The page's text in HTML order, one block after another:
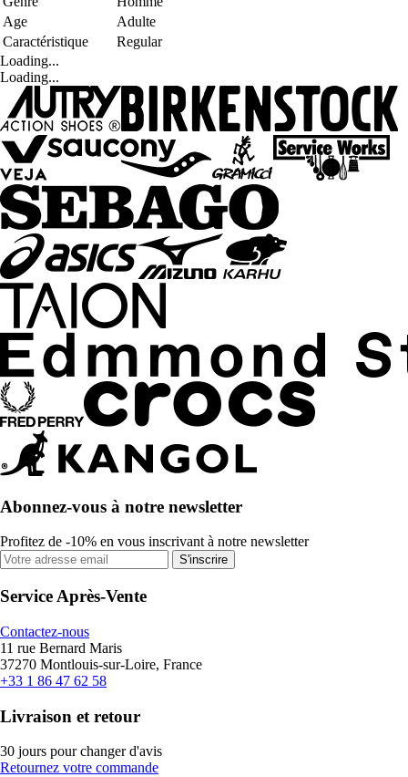
Age
Adulte
Caractéristique
Regular
Loading...
Loading...
Abonnez-vous à notre newsletter
Profitez de -10% en vous inscrivant à notre newsletter
S'inscrire
Service Après-Vente
Contactez-nous
11 rue Bernard Maris
37270 Montlouis-sur-Loire, France
+33 1 86 47 62 58
Livraison et retour
30 jours pour changer d'avis
Retournez votre commande